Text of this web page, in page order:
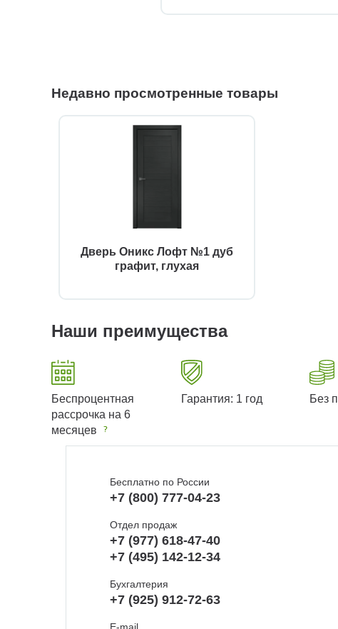
Недавно просмотренные товары
Дверь Оникс Лофт №1 дуб
графит, глухая
Наши преимущества
Беспроцентная
рассрочка на 6
месяцев
Гарантия: 1 год Без
Бесплатно по России
+7 (800) 777-04-23
Отдел продаж
+7 (977) 618-47-40
+7 (495) 142-12-34
Бухгалтерия
+7 (925) 912-72-63
E-mail